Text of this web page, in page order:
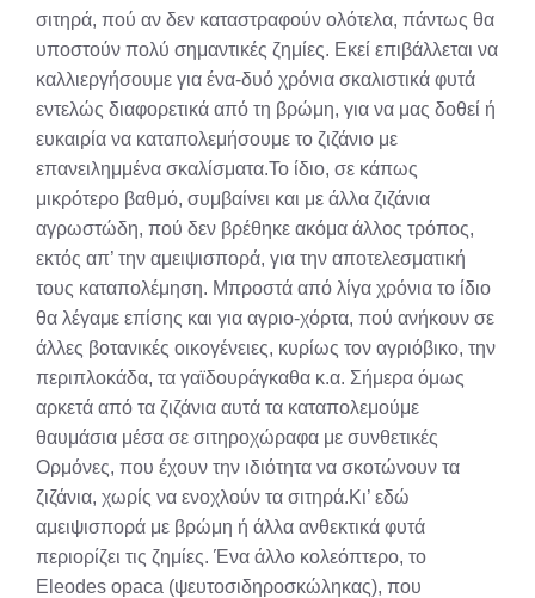
σιτηρά, πού αν δεν καταστραφούν ολότελα, πάντως θα
υποστούν πολύ σημαντικές ζημίες. Εκεί επιβάλλεται να
καλλιεργήσουμε για ένα-δυό χρόνια σκαλιστικά φυτά
εντελώς διαφορετικά από τη βρώμη, για να μας δοθεί ή
ευκαιρία να καταπολεμήσουμε το ζιζάνιο με
επανειλημμένα σκαλίσματα.Το ίδιο, σε κάπως
μικρότερο βαθμό, συμβαίνει και με άλλα ζιζάνια
αγρωστώδη, πού δεν βρέθηκε ακόμα άλλος τρόπος,
εκτός απ’ την αμειψισπορά, για την αποτελεσματική
τους καταπολέμηση. Μπροστά από λίγα χρόνια το ίδιο
θα λέγαμε επίσης και για αγριο-χόρτα, πού ανήκουν σε
άλλες βοτανικές οικογένειες, κυρίως τον αγριόβικο, την
περιπλοκάδα, τα γαϊδουράγκαθα κ.α. Σήμερα όμως
αρκετά από τα ζιζάνια αυτά τα καταπολεμούμε
θαυμάσια μέσα σε σιτηροχώραφα με συνθετικές
Ορμόνες, που έχουν την ιδιότητα να σκοτώνουν τα
ζιζάνια, χωρίς να ενοχλούν τα σιτηρά.Κι’ εδώ
αμειψισπορά με βρώμη ή άλλα ανθεκτικά φυτά
περιορίζει τις ζημίες. Ένα άλλο κολεόπτερο, το
Eleodes opaca (ψευτοσιδηροσκώληκας), που